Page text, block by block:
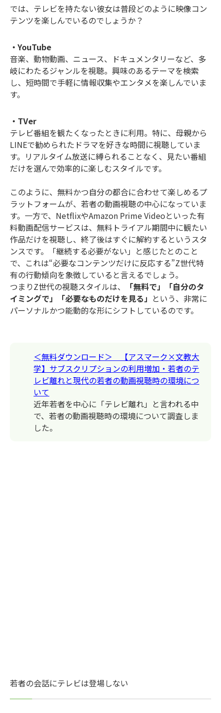
では、テレビを持たない彼女は普段どのように映像コン
テンツを楽しんでいるのでしょうか？
・YouTube
音楽、動物動画、ニュース、ドキュメンタリーなど、多
岐にわたるジャンルを視聴。興味のあるテーマを検索
し、短時間で手軽に情報収集やエンタメを楽しんでいま
す。
・TVer
テレビ番組を観たくなったときに利用。特に、母親から
LINEで勧められたドラマを好きな時間に視聴していま
す。リアルタイム放送に縛られることなく、見たい番組
だけを選んで効率的に楽しむスタイルです。
このように、無料かつ自分の都合に合わせて楽しめるプ
ラットフォームが、若者の動画視聴の中心になっていま
す。一方で、NetflixやAmazon Prime Videoといった有
料動画配信サービスは、無料トライアル期間中に観たい
作品だけを視聴し、終了後はすぐに解約するというスタ
ンスです。「継続する必要がない」と感じたとのこと
で、これは“必要なコンテンツだけに反応する”Z世代特
有の行動傾向を象徴していると言えるでしょう。
つまりZ世代の視聴スタイルは、
「無料で」「自分のタ
イミングで」「必要なものだけを見る」 という、非常に
パーソナルかつ能動的な形にシフトしているのです。
＜無料ダウンロード＞ 【アスマーク×文教大
学】サブスクリプションの利用増加・若者のテ
レビ離れと現代の若者の動画視聴時の環境につ
いて
近年若者を中心に「テレビ離れ」と言われる中
で、若者の動画視聴時の環境について調査しま
した。
若者の会話にテレビは登場しない